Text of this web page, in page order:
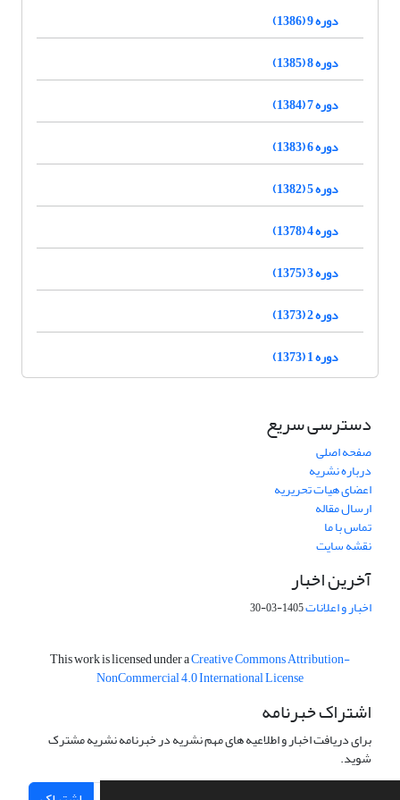
دوره 9 (1386)
دوره 8 (1385)
دوره 7 (1384)
دوره 6 (1383)
دوره 5 (1382)
دوره 4 (1378)
دوره 3 (1375)
دوره 2 (1373)
دوره 1 (1373)
دسترسی سریع
صفحه اصلی
درباره نشریه
اعضای هیات تحریریه
ارسال مقاله
تماس با ما
نقشه سایت
آخرین اخبار
اخبار و اعلانات1405-03-30
This work is licensed under aCreative Commons Attribution-
NonCommercial 4.0 International License
اشتراک خبرنامه
برای دریافت اخبار و اطلاعیه های مهم نشریه در خبرنامه نشریه مشترک
شوید.